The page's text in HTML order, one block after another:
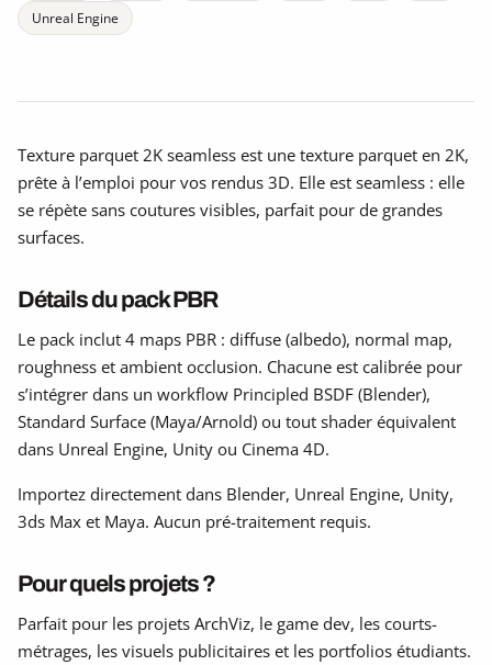
Unreal Engine
Texture parquet 2K seamless est une texture parquet en 2K,
prête à l’emploi pour vos rendus 3D. Elle est seamless : elle
se répète sans coutures visibles, parfait pour de grandes
surfaces.
Détails du pack PBR
Le pack inclut 4 maps PBR : diffuse (albedo), normal map,
roughness et ambient occlusion. Chacune est calibrée pour
s’intégrer dans un workflow Principled BSDF (Blender),
Standard Surface (Maya/Arnold) ou tout shader équivalent
dans Unreal Engine, Unity ou Cinema 4D.
Importez directement dans Blender, Unreal Engine, Unity,
3ds Max et Maya. Aucun pré-traitement requis.
Pour quels projets ?
Parfait pour les projets ArchViz, le game dev, les courts-
métrages, les visuels publicitaires et les portfolios étudiants.